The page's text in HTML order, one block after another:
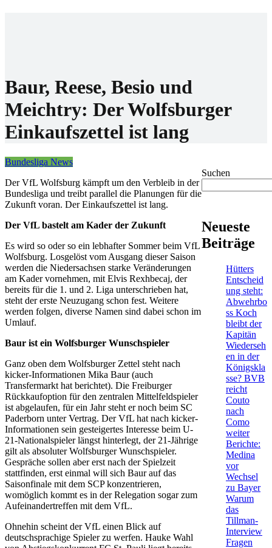
Baur, Reese, Besio und
Meichtry: Der Wolfsburger
Einkaufszettel ist lang
Bundesliga News
Der VfL Wolfsburg kämpft um den Verbleib in der
Bundesliga und treibt parallel die Planungen für die
Zukunft voran. Der Einkaufszettel ist lang.
Der VfL bastelt am Kader der Zukunft
Es wird so oder so ein lebhafter Sommer beim VfL
Wolfsburg. Losgelöst vom Ausgang dieser Saison
werden die Niedersachsen starke Veränderungen
am Kader vornehmen, mit Elvis Rexhbecaj, der
bereits für die 1. und 2. Liga unterschrieben hat,
steht der erste Neuzugang schon fest. Weitere
werden folgen, diverse Namen sind dabei schon im
Umlauf.
Baur ist ein Wolfsburger Wunschspieler
Ganz oben dem Wolfsburger Zettel steht nach
kicker-Informationen Mika Baur (auch
Transfermarkt hat berichtet). Die Freiburger
Rückkaufoption für den zentralen Mittelfeldspieler
ist abgelaufen, für ein Jahr steht er noch beim SC
Paderborn unter Vertrag. Der VfL hat nach kicker-
Informationen sein gesteigertes Interesse beim U-
21-Nationalspieler längst hinterlegt, der 21-Jährige
gilt als absoluter Wolfsburger Wunschspieler.
Gespräche sollen aber erst nach der Spielzeit
stattfinden, erst einmal will sich Baur auf das
Saisonfinale mit dem SCP konzentrieren,
womöglich kommt es in der Relegation sogar zum
Aufeinandertreffen mit dem VfL.
Ohnehin scheint der VfL einen Blick auf
deutschsprachige Spieler zu werfen. Hauke Wahl
Suchen
Neueste
Beiträge
Hütters
Entscheid
ung steht:
Abwehrbo
ss Koch
bleibt der
Kapitän
Wiederseh
en in der
Königskla
sse? BVB
reicht
Couto
nach
Como
weiter
Berichte:
Medina
vor
Wechsel
zu Bayer
Warum
das
Tillman-
Interview
Fragen